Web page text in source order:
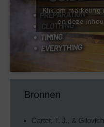
Klik om marketing
en deze
Bronnen
Carter, T. J., &